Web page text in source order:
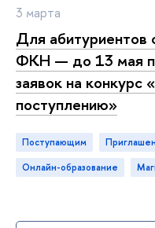
3 марта
Для абитуриентов
ФКН — до 13 мая
заявок на конкурс
поступлению»
Поступающим
онлайн-образование